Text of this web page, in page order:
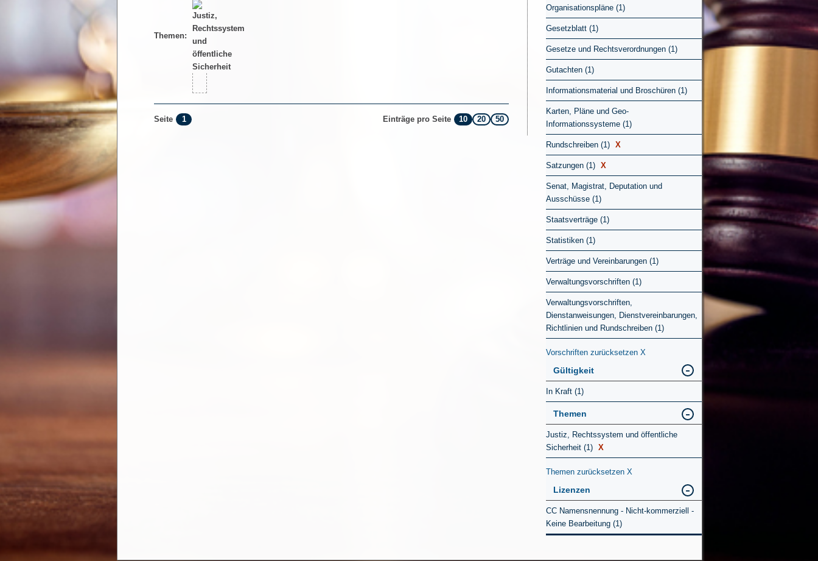
Themen:
Seite 1 Einträge pro Seite 10 20 50
Organisationspläne (1)
Gesetzblatt (1)
Gesetze und Rechtsverordnungen (1)
Gutachten (1)
Informationsmaterial und Broschüren (1)
Karten, Pläne und Geo-
Informationssysteme (1)
Rundschreiben (1) X
Satzungen (1) X
Senat, Magistrat, Deputation und
Ausschüsse (1)
Staatsverträge (1)
Statistiken (1)
Verträge und Vereinbarungen (1)
Verwaltungsvorschriften (1)
Verwaltungsvorschriften,
Dienstanweisungen, Dienstvereinbarungen,
Richtlinien und Rundschreiben (1)
Vorschriften zurücksetzen X
Gültigkeit
In Kraft (1)
Themen
Justiz, Rechtssystem und öffentliche
Sicherheit (1) X
Themen zurücksetzen X
Lizenzen
CC Namensnennung - Nicht-kommerziell -
Keine Bearbeitung (1)